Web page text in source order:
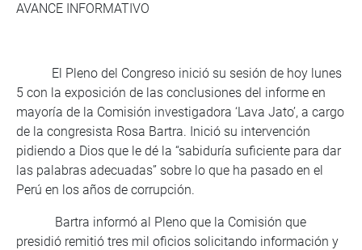
AVANCE INFORMATIVO
El Pleno del Congreso inició su sesión de hoy lunes
5 con la exposición de las conclusiones del informe en
mayoría de la Comisión investigadora ‘Lava Jato’, a cargo
de la congresista Rosa Bartra. Inició su intervención
pidiendo a Dios que le dé la “sabiduría suficiente para dar
las palabras adecuadas” sobre lo que ha pasado en el
Perú en los años de corrupción.
Bartra informó al Pleno que la Comisión que
presidió remitió tres mil oficios solicitando información y